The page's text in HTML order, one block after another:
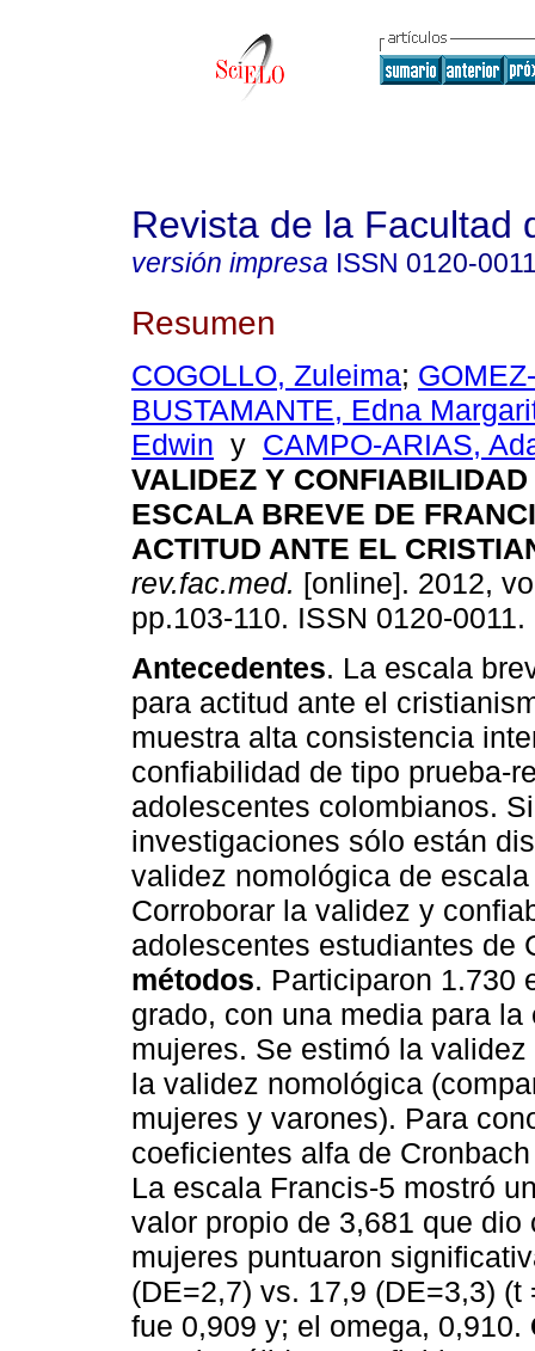
Revista de la Facultad
versión impresa ISSN 0120-
Resumen
COGOLLO, Zuleima; GOMEZ-
BUSTAMANTE, Edna
Edwin y CAMPO-ARIAS,
VALIDEZ Y
ESCALA BREVE DE
ACTITUD ANTE EL
rev.fac.med. [online]. 2012,
pp.103-110. ISSN 0120-0011.
Antecedentes. La escala
para actitud ante el
muestra alta consistencia
confiabilidad de tipo prueba-
adolescentes colombianos.
investigaciones sólo están
validez nomológica de
Corroborar la validez y
adolescentes estudiantes de
métodos. Participaron 1.730
grado, con una media para
mujeres. Se estimó la
la validez nomológica
mujeres y varones). Para
coeficientes alfa de
La escala Francis-5 mostró
valor propio de 3,681 que
mujeres puntuaron
(DE=2,7) vs. 17,9 (DE=3,3)
fue 0,909 y; el omega, 0,910.